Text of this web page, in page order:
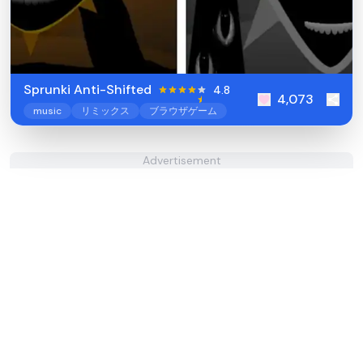
Sprunki Anti-Shifted 4.8
music リミックス ブラウザゲーム
4,073
Advertisement